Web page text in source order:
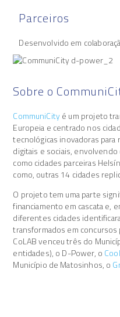
Parceiros
Desenvolvido em
Sobre o
CommuniCityé um projeto
Europeia e centrado nos
tecnológicas inovadoras
digitais e sociais,
como cidades parceiras
como, outras 14 cidades
O projeto tem uma parte
financiamento em cascata e,
diferentes cidades
transformados em
CoLAB venceu três do
entidades), o D-Power, o
Município de Matosinhos, o